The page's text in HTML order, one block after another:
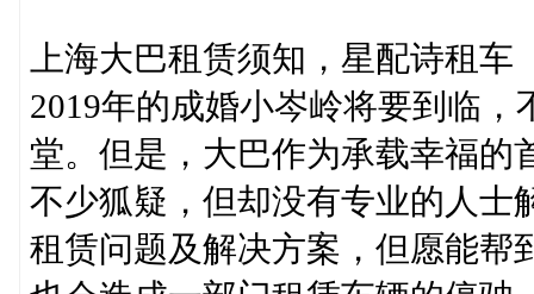
上海大巴租赁须知，星配诗租车
2019年的成婚小岑岭将要到临
堂。但是，大巴作为承载幸福的
不少狐疑，但却没有专业的人士
租赁问题及解决方案，但愿能帮